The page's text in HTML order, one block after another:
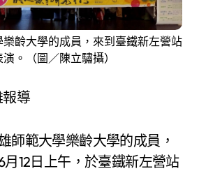
齡大學的成員，來到臺鐵新左營站
。（圖／陳立驌攝）
報導
師範大學樂齡大學的成員，
12日上午，於臺鐵新左營站